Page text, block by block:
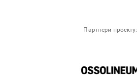
Партнери проєкту: